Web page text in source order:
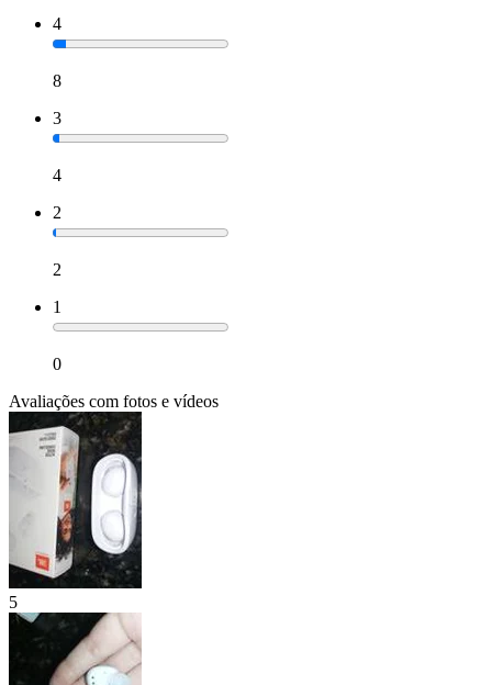
4
8
3
4
2
2
1
0
Avaliações com fotos e vídeos
5